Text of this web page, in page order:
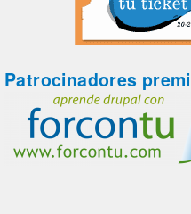
Patrocinadores